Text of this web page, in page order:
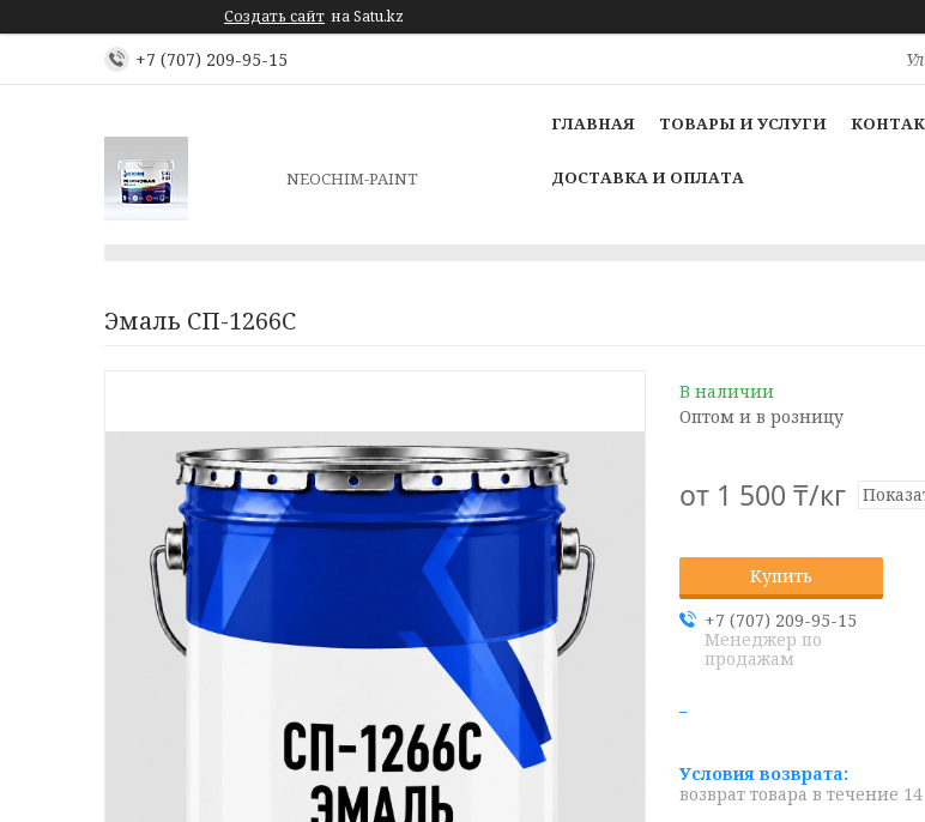
Создать сайт на Satu.kz
+7 (707) 209-95-15
NEOCHIM-PAINT
ГЛАВНАЯ ТОВАРЫ И УСЛУГИ
ДОСТАВКА И ОПЛАТА
Эмаль СП-1266С
В наличии
Оптом и в розницу
от 1 500 ₸/кг
Купить
+7 (707) 209-95-15
Менеджер по
продажам
возврат товара в течение